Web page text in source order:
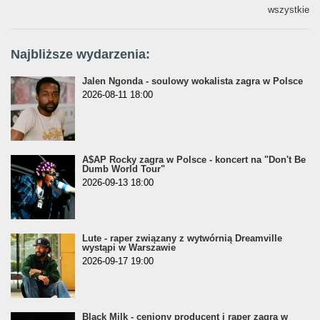
wszystkie
Najbliższe wydarzenia:
Jalen Ngonda - soulowy wokalista zagra w Polsce
2026-08-11 18:00
A$AP Rocky zagra w Polsce - koncert na "Don't Be
Dumb World Tour"
2026-09-13 18:00
Lute - raper związany z wytwórnią Dreamville
wystąpi w Warszawie
2026-09-17 19:00
Black Milk - ceniony producent i raper zagra w